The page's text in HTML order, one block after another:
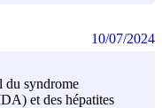
du syndrome
et des hépatites
10/07/2024